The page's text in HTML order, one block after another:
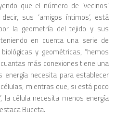
que el número de ‘vecinos’
sus ‘amigos íntimos’, está
la geometría del tejido y sus
en cuenta una serie de
y geométricas, “hemos
más conexiones tiene una
energía necesita para establecer
mientras que, si está poco
la célula necesita menos energía
Buceta.